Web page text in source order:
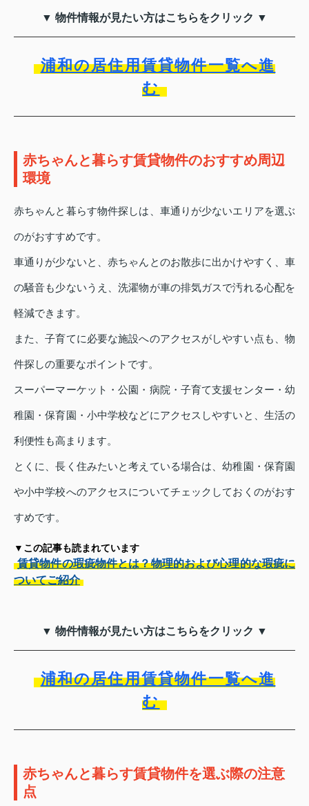
▼ 物件情報が見たい方はこちらをクリック ▼
浦和の居住用賃貸物件一覧へ進
む
赤ちゃんと暮らす賃貸物件のおすすめ周辺
環境
赤ちゃんと暮らす物件探しは、車通りが少ないエリアを選ぶ
のがおすすめです。
車通りが少ないと、赤ちゃんとのお散歩に出かけやすく、車
の騒音も少ないうえ、洗濯物が車の排気ガスで汚れる心配を
軽減できます。
また、子育てに必要な施設へのアクセスがしやすい点も、物
件探しの重要なポイントです。
スーパーマーケット・公園・病院・子育て支援センター・幼
稚園・保育園・小中学校などにアクセスしやすいと、生活の
利便性も高まります。
とくに、長く住みたいと考えている場合は、幼稚園・保育園
や小中学校へのアクセスについてチェックしておくのがおす
すめです。
▼この記事も読まれています
賃貸物件の瑕疵物件とは？物理的および心理的な瑕疵に
ついてご紹介
▼ 物件情報が見たい方はこちらをクリック ▼
浦和の居住用賃貸物件一覧へ進
む
赤ちゃんと暮らす賃貸物件を選ぶ際の注意
点